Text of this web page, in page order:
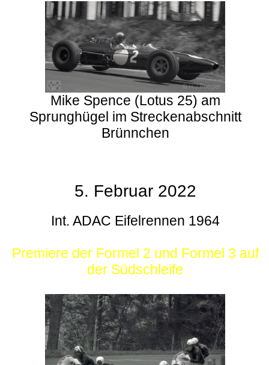
Mike Spence (Lotus 25) am
Sprunghügel im Streckenabschnitt
Brünnchen
5. Februar 2022
Int. ADAC Eifelrennen 1964
Premiere der Formel 2 und Formel 3 auf
der Südschleife